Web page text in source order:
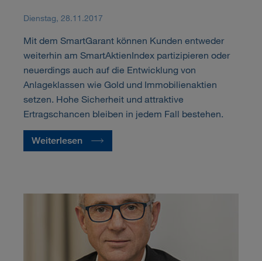
Dienstag, 28.11.2017
Mit dem SmartGarant können Kunden entweder
weiterhin am SmartAktienIndex partizipieren oder
neuerdings auch auf die Entwicklung von
Anlageklassen wie Gold und Immobilienaktien
setzen. Hohe Sicherheit und attraktive
Ertragschancen bleiben in jedem Fall bestehen.
Weiterlesen